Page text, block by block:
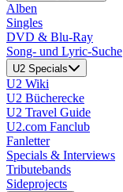
Alben
Singles
DVD & Blu-Ray
Song- und Lyric-Suche
U2 Specials
U2 Wiki
U2 Bücherecke
U2 Travel Guide
U2.com Fanclub
Fanletter
Specials & Interviews
Tributebands
Sideprojects